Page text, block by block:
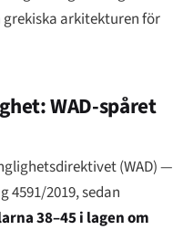
arkitekturen för
WAD-spåret
(WAD) —
4591/2019, sedan
38–45 i lagen om